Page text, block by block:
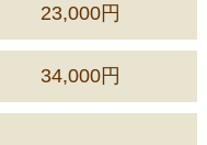
23,000円
34,000円